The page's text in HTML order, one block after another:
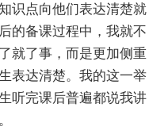
识点向他们表达清楚就
的备课过程中，我就不
就了事，而是更加侧重
表达清楚。我的这一举
听完课后普遍都说我讲